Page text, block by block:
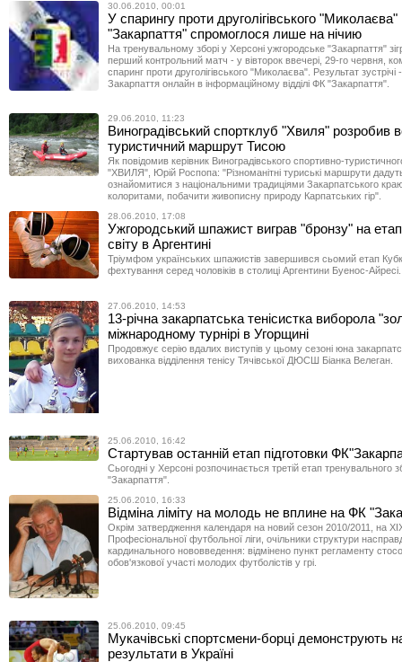
30.06.2010, 00:01
У спарингу проти друголігівського "Миколаєва"
"Закарпаття" спромоглося лише на нічию
На тренувальному зборі у Херсоні ужгородське "Закарпаття"
перший контрольний матч - у вівторок ввечері, 29-го червня,
спаринг проти друголігівського "Миколаєва". Результат
Закарпаття онлайн в інформаційному відділі ФК "Закарпаття".
29.06.2010, 11:23
Виноградівський спортклуб "Хвиля" розробив
туристичний маршрут Тисою
Як повідомив керівник Виноградівського спортивно-
"ХВИЛЯ", Юрій Роспопа: "Різноманітні туриські маршрути
ознайомитися з національними традиціями Закарпатського
колоритами, побачити живописну природу Карпатських гір".
28.06.2010, 17:08
Ужгородський шпажист виграв "бронзу" на
світу в Аргентині
Тріумфом українських шпажистів завершився сьомий етап
фехтування серед чоловіків в столиці Аргентини Буенос-Айресі.
27.06.2010, 14:53
13-річна закарпатська тенісистка виборола
міжнародному турнірі в Угорщині
Продовжує серію вдалих виступів у цьому сезоні юна
вихованка відділення тенісу Тячівської ДЮСШ Біанка Велеган.
25.06.2010, 16:42
Стартував останній етап підготовки
Сьогодні у Херсоні розпочинається третій етап тренувального
"Закарпаття".
25.06.2010, 16:33
Відміна ліміту на молодь не вплине на ФК
Окрім затвердження календаря на новий сезон 2010/2011, на
Професіональної футбольної ліги, очільники структури
кардинального нововведення: відмінено пункт регламенту
обов'язкової участі молодих футболістів у грі.
25.06.2010, 09:45
Мукачівські спортсмени-борці демонструють
результати в Україні